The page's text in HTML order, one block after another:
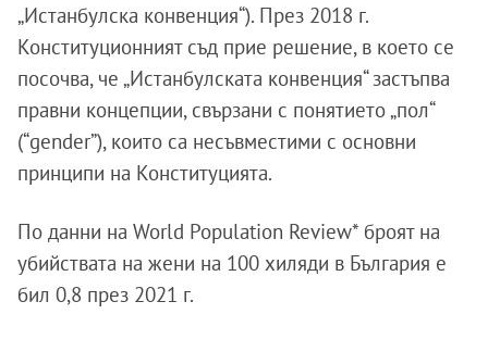
„Истанбулска конвенция“). През 2018 г.
Конституционният съд прие решение, в което се
посочва, че „Истанбулската конвенция“ застъпва
правни концепции, свързани с понятието „пол“
(“gender”), които са несъвместими с основни
принципи на Конституцията.
По данни на World Population Review* броят на
убийствата на жени на 100 хиляди в България е
бил 0,8 през 2021 г.